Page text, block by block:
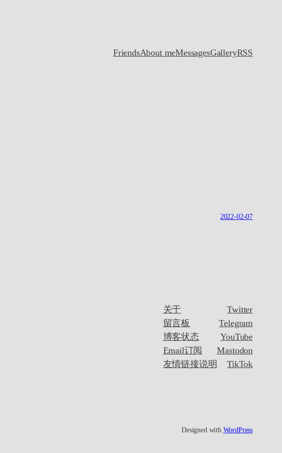
FriendsAbout meMessagesGalleryRSS
2022-02-07
关于
留言板
博客状态
Email订阅
友情链接说明
Twitter
Telegram
YouTube
Mastodon
TikTok
Designed with WordPress